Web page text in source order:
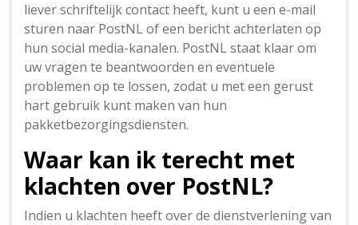
liever schriftelijk contact heeft, kunt u een e-mail
sturen naar PostNL of een bericht achterlaten op
hun social media-kanalen. PostNL staat klaar om
uw vragen te beantwoorden en eventuele
problemen op te lossen, zodat u met een gerust
hart gebruik kunt maken van hun
pakketbezorgingsdiensten.
Waar kan ik terecht met
klachten over PostNL?
Indien u klachten heeft over de dienstverlening van